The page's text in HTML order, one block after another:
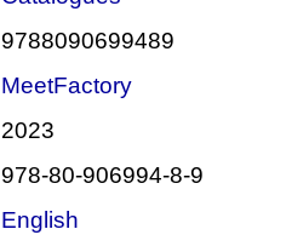
9788090699489
MeetFactory
2023
978-80-906994-8-9
English